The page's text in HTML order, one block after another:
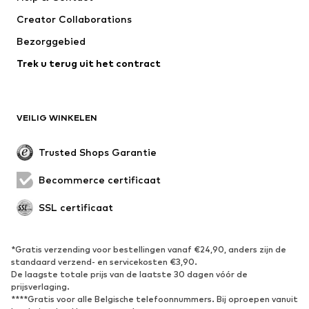
WE Fashion
Creator Collaborations
Bezorggebied
Trek u terug uit het contract
VEILIG WINKELEN
Trusted Shops Garantie
Becommerce certificaat
SSL certificaat
*Gratis verzending voor bestellingen vanaf €24,90, anders zijn de
standaard verzend- en servicekosten €3,90.
De laagste totale prijs van de laatste 30 dagen vóór de
prijsverlaging.
****Gratis voor alle Belgische telefoonnummers. Bij oproepen vanuit